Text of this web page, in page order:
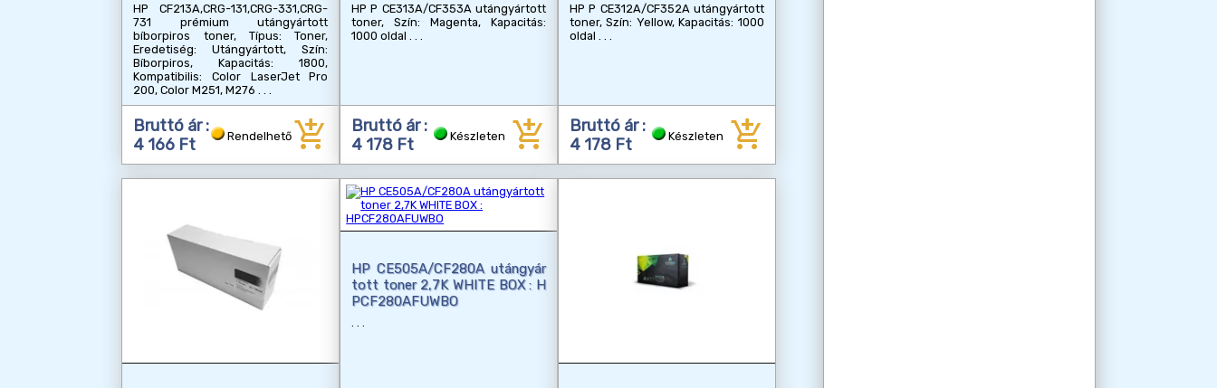
HP CF213A,CRG-131,CRG-331,CRG-
731 prémium utángyártott
bíborpiros toner, Típus: Toner,
Eredetiség: Utángyártott, Szín:
Bíborpiros, Kapacitás: 1800,
Kompatibilis: Color LaserJet Pro
200, Color M251, M276
Bruttó ár :
4 166 Ft
Rendelhető add_shopping_cart
HP P CE313A/CF353A utángyártott
toner, Szín: Magenta, Kapacitás:
1000 oldal
Bruttó ár :
4 178 Ft
Készleten add_shopping_cart
HP P CE312A/CF352A utángyártott
toner, Szín: Yellow, Kapacitás: 1000
oldal
Bruttó ár :
4 178 Ft
Készleten add_shopping_cart
HP CE505A/CF280A utángyár
tott toner 2,7K WHITE BOX : H
PCF280AFUWBO